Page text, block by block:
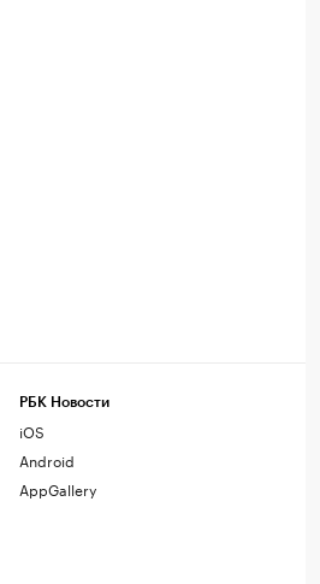
РБК Новости
iOS
Android
AppGallery